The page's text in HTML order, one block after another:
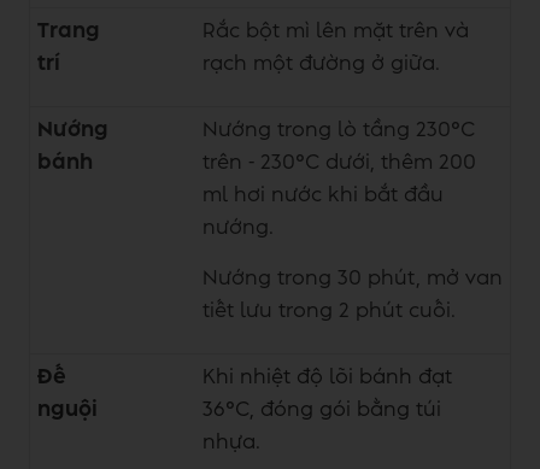
Trang
trí
Rắc bột mì lên mặt trên và
rạch một đường ở giữa.
Nướng
bánh
Nướng trong lò tầng 230°C
trên - 230°C dưới, thêm 200
ml hơi nước khi bắt đầu
nướng.
Nướng trong 30 phút, mở van
tiết lưu trong 2 phút cuối.
Đế
nguội
Khi nhiệt độ lõi bánh đạt
36°C, đóng gói bằng túi
nhựa.